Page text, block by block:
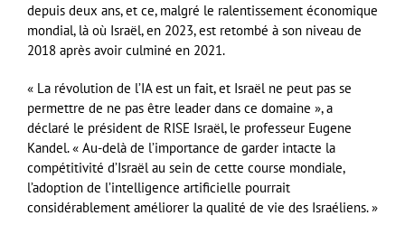
depuis deux ans, et ce, malgré le ralentissement économique
mondial, là où Israël, en 2023, est retombé à son niveau de
2018 après avoir culminé en 2021.
« La révolution de l’IA est un fait, et Israël ne peut pas se
permettre de ne pas être leader dans ce domaine », a
déclaré le président de RISE Israël, le professeur Eugene
Kandel. « Au-delà de l’importance de garder intacte la
compétitivité d’Israël au sein de cette course mondiale,
l’adoption de l’intelligence artificielle pourrait
considérablement améliorer la qualité de vie des Israéliens. »